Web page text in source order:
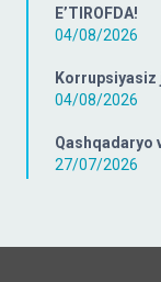
E’TIROFDA!
04/08/2026
04/08/2026
27/07/2026